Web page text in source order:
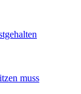
muss